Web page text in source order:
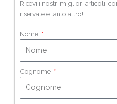
Ricevi i nostri migliori articoli,
riservate e tanto altro!
Nome
Cognome